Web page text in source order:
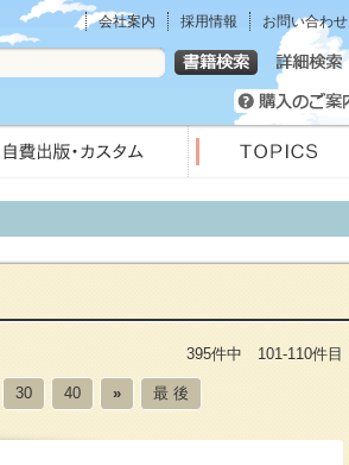
会社案内 採用情報 お問い合わせ
395件中 101-110件目
30 40 » 最 後